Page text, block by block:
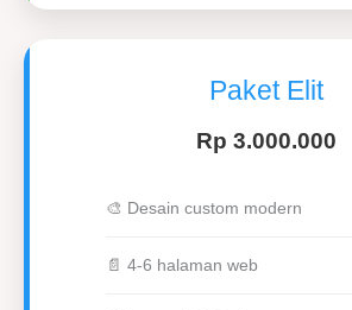
Paket Elit
Rp 3.000.000
🎨 Desain custom modern
📄 4-6 halaman web